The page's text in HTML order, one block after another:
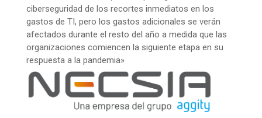
ciberseguridad de los recortes inmediatos en los
gastos de TI, pero los gastos adicionales se verán
afectados durante el resto del año a medida que las
organizaciones comiencen la siguiente etapa en su
respuesta a la pandemia»